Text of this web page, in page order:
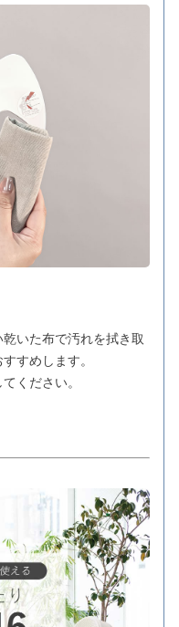
いた布で汚れを拭き取
すめします。
ください。